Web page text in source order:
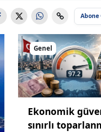
Abone
Genel
Ekonomik
sınırlı